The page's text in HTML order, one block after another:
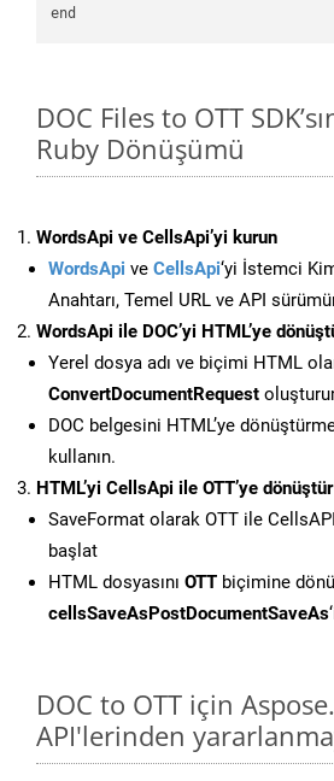
DOC Files to OTT
Ruby Dönüşümü
WordsApi ve CellsApi’yi kurun
WordsApi ve CellsApi‘yi İstemci
Anahtarı, Temel URL ve API
WordsApi ile DOC’yi HTML’ye
Yerel dosya adı ve biçimi HTML
ConvertDocumentRequest
DOC belgesini HTML’ye
kullanın.
HTML’yi CellsApi ile OTT’ye dönüştür
SaveFormat olarak OTT ile
başlat
HTML dosyasını OTT biçimine
cellsSaveAsPostDocumentSaveAs
DOC to OTT için
API'lerinden